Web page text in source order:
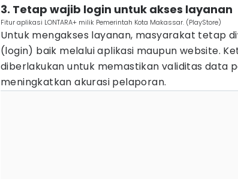
3. Tetap wajib login untuk akses layanan
Fitur aplikasi LONTARA+ milik Pemerintah Kota Makassar. (PlayStore)
Untuk mengakses layanan, masyarakat tetap
(login) baik melalui aplikasi maupun website.
diberlakukan untuk memastikan validitas data
meningkatkan akurasi pelaporan.